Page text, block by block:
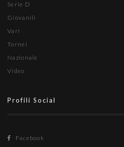
Serie D
Giovanili
Vari
Tornei
Nazionale
Video
Profili Social
Facebook